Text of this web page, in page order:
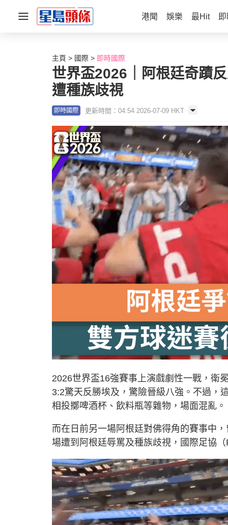
港聞 娛樂 最Hit
主頁 國際 即時國際
世界盃2026｜阿根廷奇蹟
遭種族歧視
即時國際 更新時間：04:54 2026-07-09 HKT
2026世界盃16強賽事上演戲劇性一戰，衛
3:2驚天反勝埃及，驚險晉級八強。不過，
相投擲啤酒杯、飲料瓶等雜物，場面混亂。
而在日前另一場阿根廷對佛得角的賽事中
場遭到阿根廷辱罵及種族歧視， 國際足協